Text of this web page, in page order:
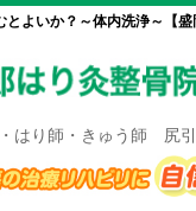
とよいか？～体内洗浄～【
はり師・きゅう師 尻